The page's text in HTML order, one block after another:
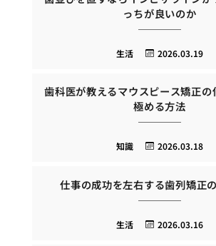
っちが良いのか
2026.03.19
生活
歯科医が教えるマウスピース矯正の
極める方法
2026.03.18
知識
仕事の成功を左右する歯列矯正
2026.03.16
生活